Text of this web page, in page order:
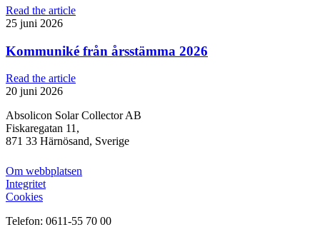
Read the article
25 juni 2026
Kommuniké från årsstämma 2026
Read the article
20 juni 2026
Absolicon Solar Collector AB
Fiskaregatan 11,
871 33 Härnösand, Sverige
Om webbplatsen
Integritet
Cookies
Telefon: 0611-55 70 00